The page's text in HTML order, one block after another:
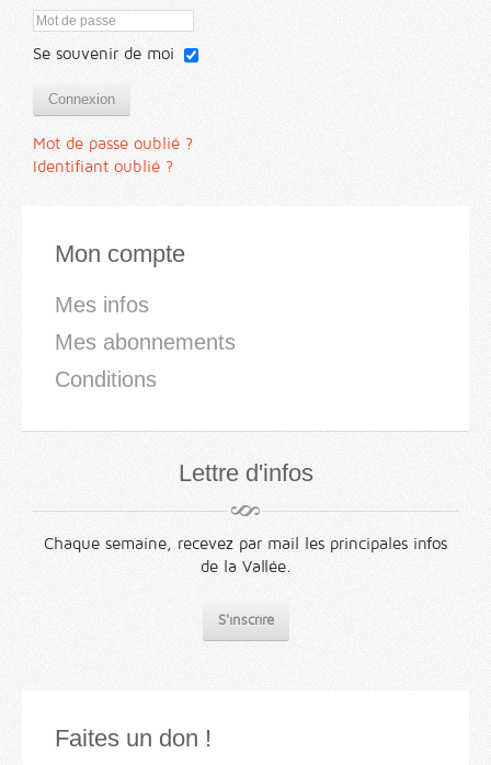
Se souvenir de moi
Connexion
Mot de passe oublié ?
Identifiant oublié ?
Mon compte
Mes infos
Mes abonnements
Conditions
Lettre d'infos
Chaque semaine, recevez par mail les principales infos
de la Vallée.
S'inscrire
Faites un don !